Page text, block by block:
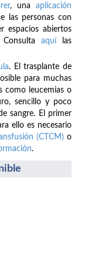
, una aplicación
las personas con
espacios abiertos
aquílas
. El trasplante de
para muchas
como leucemias o
sencillo y poco
sangre. El primer
ello es necesario
(CTCM) o
.